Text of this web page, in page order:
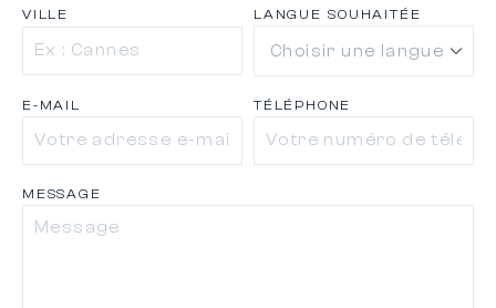
VILLE LANGUE SOUHAITÉE
E-MAIL TÉLÉPHONE
MESSAGE